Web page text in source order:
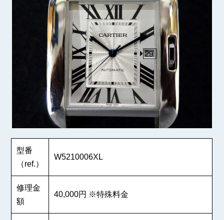
型番
（ref.）
W5210006XL
修理金
額
40,000円 ※特殊料金